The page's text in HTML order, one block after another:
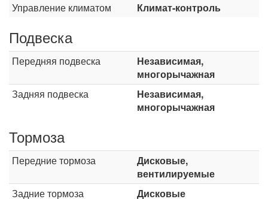
Управление климатом Климат-контроль
Подвеска
Передняя подвеска
Независимая,
многорычажная
Задняя подвеска
Независимая,
многорычажная
Тормоза
Передние тормоза
Дисковые,
вентилируемые
Задние тормоза
Дисковые